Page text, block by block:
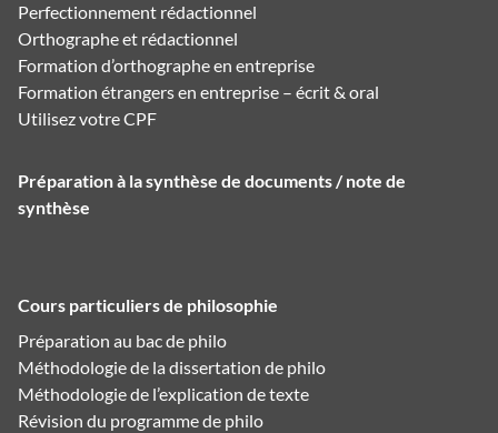
Perfectionnement rédactionnel
Orthographe et rédactionnel
Formation d’orthographe en entreprise
Formation étrangers en entreprise – écrit & oral
Utilisez votre CPF
Préparation à la synthèse de documents / note de
synthèse
Cours particuliers de philosophie
Préparation au bac de philo
Méthodologie de la dissertation de philo
Méthodologie de l’explication de texte
Révision du programme de philo